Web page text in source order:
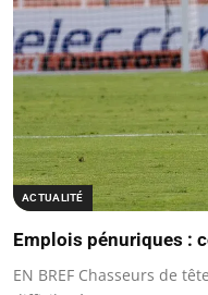
ACTUALITÉ
Emplois pénuriques :
EN BREF Chasseurs de